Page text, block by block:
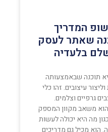
המדריך
שאתר לעסק
בלעדיה
תוכנה שבאמצעותה
עיצובים. זהו כלי
גרפיים וצלמים.
משאב מקוון המספק
מה היא יכולה לעשות